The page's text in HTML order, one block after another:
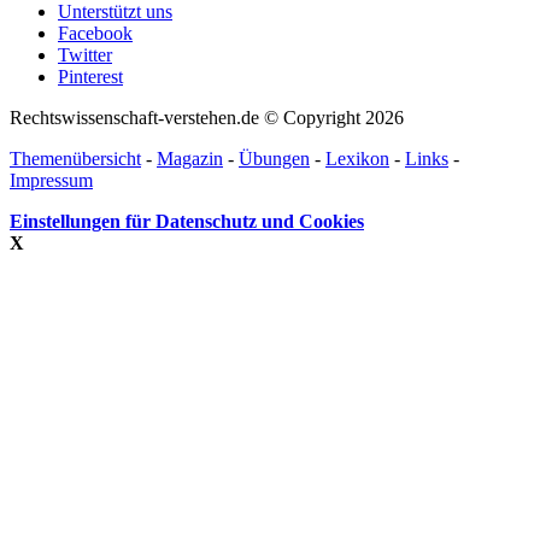
Unterstützt uns
Facebook
Twitter
Pinterest
Rechtswissenschaft-verstehen.de © Copyright 2026
Themenübersicht - Magazin - Übungen - Lexikon - Links -
Impressum
Einstellungen für Datenschutz und Cookies
X